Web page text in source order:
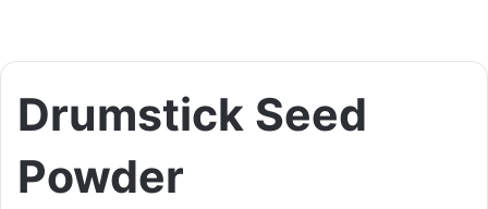
Drumstick Seed
Powder